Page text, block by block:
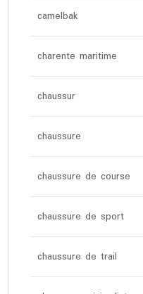
camelbak
charente maritime
chaussur
chaussure
chaussure de course
chaussure de sport
chaussure de trail